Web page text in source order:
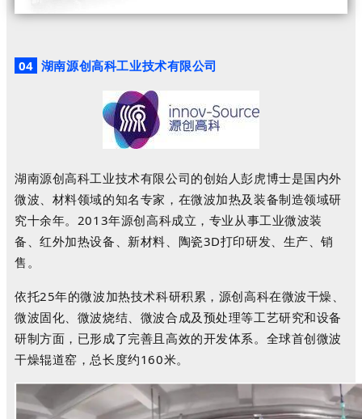
04 湖南源创高科工业技术有限公司
湖南源创高科工业技术有限公司的创始人彭虎博士是国内外
微波、材料领域的知名专家，在微波加热及装备制造领域研
究十余年。2013年源创高科成立，专业从事工业微波装
备、红外加热设备、新材料、陶瓷3D打印研发、生产、销
售。
依托25年的微波加热技术科研积累，源创高科在微波干燥、
微波固化、微波烧结、微波合成及预处理等工艺研究和设备
研制方面，已形成了完善且高效的开发体系。全球首创微波
干燥辊道窑，总长度约160米。